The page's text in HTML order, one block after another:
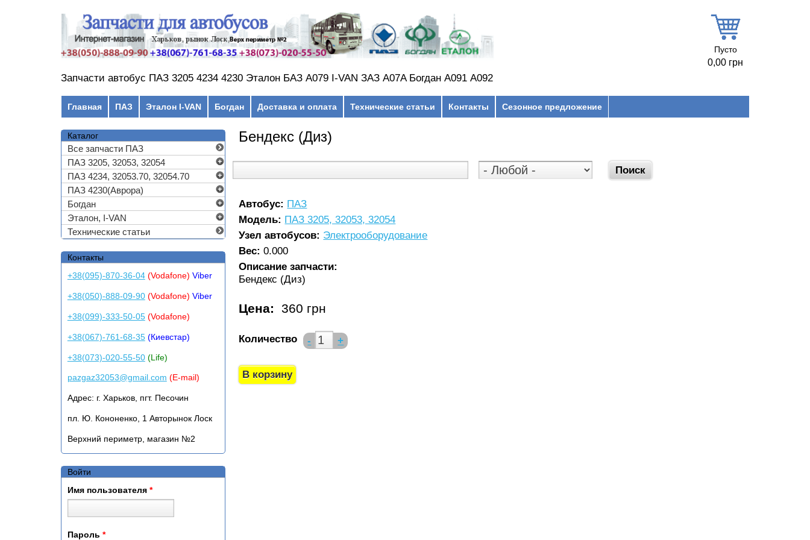
Пусто
0,00 грн
Запчасти автобус ПАЗ 3205 4234 4230 Эталон БАЗ А079 I-VAN ЗАЗ A07A Богдан А091 А092
Главная ПАЗ Эталон I-VAN Богдан Доставка и оплата Технические статьи Контакты Сезонное предложение
Бендекс (Диз)
Автобус: ПАЗ
Модель: ПАЗ 3205, 32053, 32054
Узел автобусов: Электрооборудование
Вес:0.000
Описание запчасти:
Бендекс (Диз)
Цена: 360 грн
Количество - +
Каталог
Все запчасти ПАЗ
ПАЗ 3205, 32053, 32054
ПАЗ 4234, 32053.70, 32054.70
ПАЗ 4230(Аврора)
Богдан
Эталон, I-VAN
Технические статьи
Контакты
+38(095)-870-36-04(Vodafone) Viber
+38(050)-888-09-90(Vodafone) Viber
+38(099)-333-50-05(Vodafone)
+38(067)-761-68-35(Киевстар)
+38(073)-020-55-50(Life)
pazgaz32053@gmail.com (E-mail)
Адрес: г. Харьков, пгт. Песочин
пл. Ю. Кононенко, 1 Авторынок Лоск
Верхний периметр, магазин №2
Войти
Имя пользователя *
Пароль *